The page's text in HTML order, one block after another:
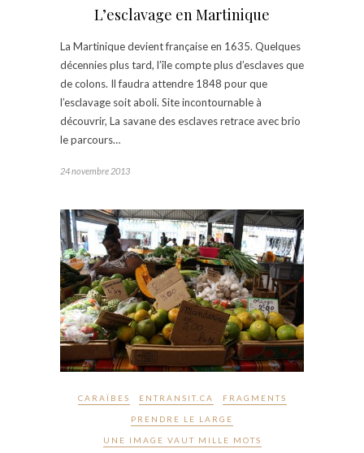
L’esclavage en Martinique
La Martinique devient française en 1635. Quelques
décennies plus tard, l’île compte plus d’esclaves que
de colons. Il faudra attendre 1848 pour que
l’esclavage soit aboli. Site incontournable à
découvrir, La savane des esclaves retrace avec brio
le parcours…
24 novembre 2013
CARAÏBES ENTRANSIT.CA FRAGMENTS
PRENDRE LE LARGE
UNE IMAGE VAUT MILLE MOTS